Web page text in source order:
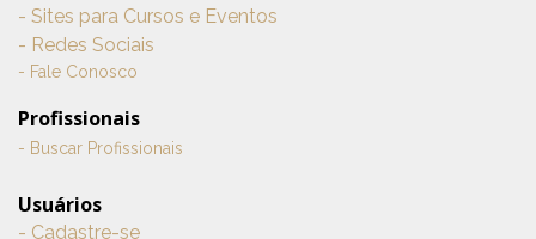
- Sites para Cursos e Eventos
- Redes Sociais
- Fale Conosco
Profissionais
- Buscar Profissionais
Usuários
- Cadastre-se